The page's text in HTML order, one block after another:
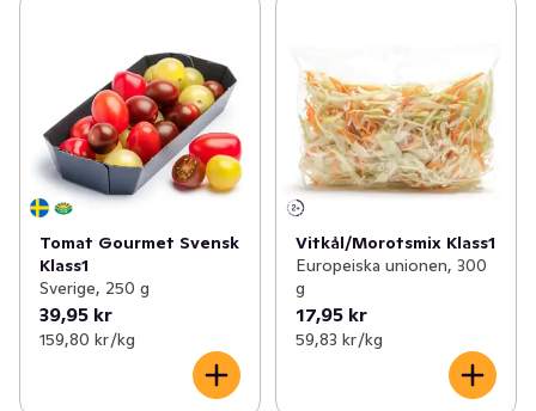
Tomat Gourmet Svensk
Klass1
Sverige, 250 g
39,95 kr
159,80 kr /kg
Vitkål/Morotsmix Klass1
Europeiska unionen, 300
g
17,95 kr
59,83 kr /kg